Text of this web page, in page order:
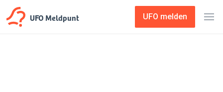
UFO Meldpunt UFO melden